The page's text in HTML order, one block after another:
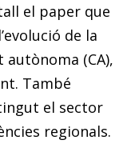
el paper que
de la
(CA),
També
el sector
regionals.